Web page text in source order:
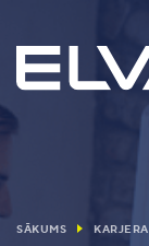
SĀKUMS KARJERA